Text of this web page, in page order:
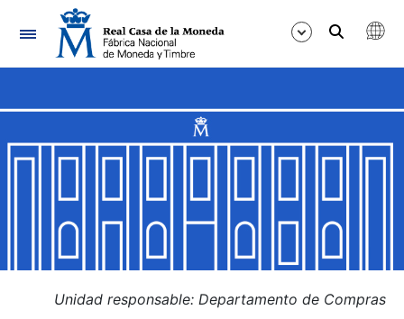
Navegación
Mostrar/Ocultar
Mostrar/Ocultar
Mostrar/Ocultar
Unidad responsable: Departamento de Compras